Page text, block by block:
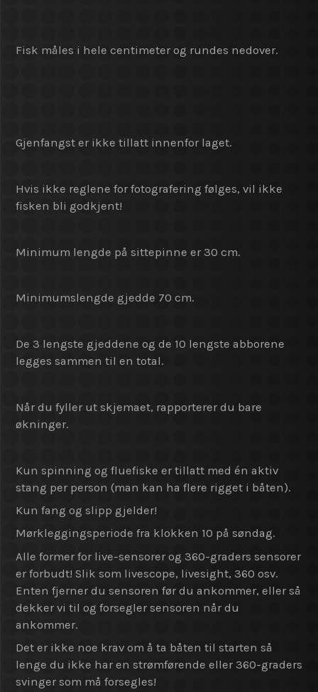
Fisk måles i hele centimeter og rundes nedover.
Gjenfangst er ikke tillatt innenfor laget.
Hvis ikke reglene for fotografering følges, vil ikke
fisken bli godkjent!
Minimum lengde på sittepinne er 30 cm.
Minimumslengde gjedde 70 cm.
De 3 lengste gjeddene og de 10 lengste abborene
legges sammen til en total.
Når du fyller ut skjemaet, rapporterer du bare
økninger.
Kun spinning og fluefiske er tillatt med én aktiv
stang per person (man kan ha flere rigget i båten).
Kun fang og slipp gjelder!
Mørkleggingsperiode fra klokken 10 på søndag.
Alle former for live-sensorer og 360-graders sensorer
er forbudt! Slik som livescope, livesight, 360 osv.
Enten fjerner du sensoren før du ankommer, eller så
dekker vi til og forsegler sensoren når du
ankommer.
Det er ikke noe krav om å ta båten til starten så
lenge du ikke har en strømførende eller 360-graders
svinger som må forsegles!